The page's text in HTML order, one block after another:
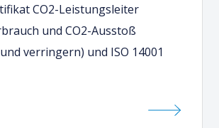
CO2-Leistungsleiter
und CO2-Ausstoß
verringern) und ISO 14001